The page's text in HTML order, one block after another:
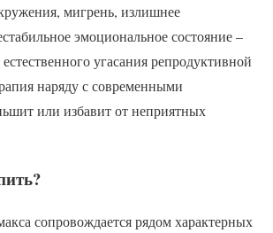
мигрень, излишнее
эмоциональное состояние –
угасания репродуктивной
наряду с современными
или избавит от неприятных
сопровождается рядом характерных